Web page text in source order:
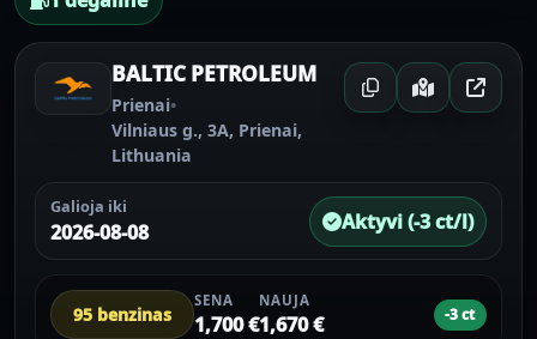
BALTIC PETROLEUM
Prienai•
Vilniaus g., 3A, Prienai,
Lithuania
Galioja iki
2026-08-08 Aktyvi (-3 ct/l)
95 benzinas
SENA
1,700 €
NAUJA
1,670 € -3 ct